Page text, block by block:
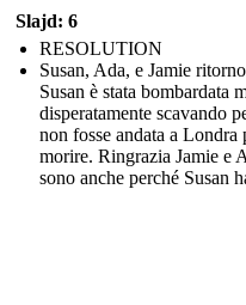
Slajd: 6
RESOLUTION
Susan, Ada, e Jamie
Susan è stata bombardata
disperatamente scavando
non fosse andata a Londra
morire. Ringrazia Jamie e
sono anche perché Susan